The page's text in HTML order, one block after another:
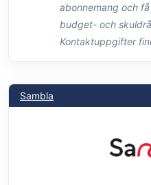
abonnemang och
budget- och
Kontaktuppgifter
Sambla